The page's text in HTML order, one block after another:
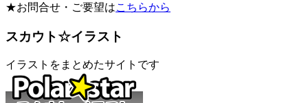
★お問合せ・ご要望はこちらから
スカウト☆イラスト
イラストをまとめたサイトです